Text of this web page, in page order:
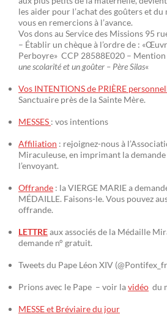
les aider pour l’achat des goûters et
vous en remercions à l’avance.
Vos dons au Service des Missions 95
– Établir un chèque à l’ordre de :
Perboyre» CCP 28588E020 – Mention
une scolarité et un goûter – Père Silas«
Vos INTENTIONS de PRIÈRE
Sanctuaire près de la Sainte Mère.
MESSES : vos intentions
Affiliation : rejoignez-nous à
Miraculeuse, en imprimant la
l’envoyant.
Offrande : la VIERGE MARIE a
MÉDAILLE. Faisons-le. Vous pouvez
offrande.
LETTREaux associés de la Médaille
demande n° gratuit.
Tweets du Pape Léon XIV
Prions avec le Pape – voir lavidéo du
MESSE et Bréviaire du jour